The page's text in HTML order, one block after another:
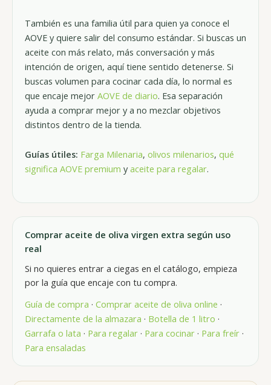
También es una familia útil para quien ya conoce el
AOVE y quiere salir del consumo estándar. Si buscas un
aceite con más relato, más conversación y más
intención de origen, aquí tiene sentido detenerse. Si
buscas volumen para cocinar cada día, lo normal es
que encaje mejor AOVE de diario. Esa separación
ayuda a comprar mejor y a no mezclar objetivos
distintos dentro de la tienda.
Guías útiles: Farga Milenaria, olivos milenarios, qué
significa AOVE premium yaceite para regalar.
Comprar aceite de oliva virgen extra según uso
real
Si no quieres entrar a ciegas en el catálogo, empieza
por la guía que encaje con tu compra.
Guía de compra · Comprar aceite de oliva online ·
Directamente de la almazara · Botella de 1 litro ·
Garrafa o lata · Para regalar · Para cocinar · Para freír ·
Para ensaladas